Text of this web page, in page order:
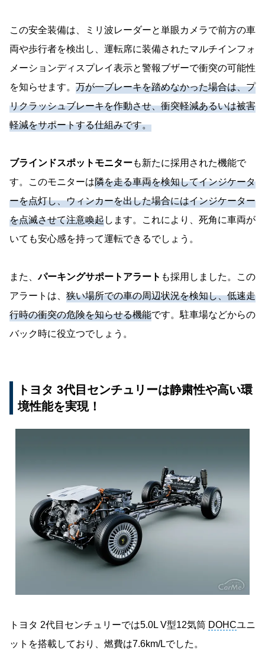
この安全装備は、ミリ波レーダーと単眼カメラで前方の車
両や歩行者を検出し、運転席に装備されたマルチインフォ
メーションディスプレイ表示と警報ブザーで衝突の可能性
を知らせます。 万が一ブレーキを踏めなかった場合は、プ
リクラッシュブレーキを作動させ、衝突軽減あるいは被害
軽減をサポートする仕組みです。
ブラインドスポットモニターも新たに採用された機能で
す。このモニターは隣を走る車両を検知してインジケータ
ーを点灯し、ウィンカーを出した場合にはインジケーター
を点滅させて注意喚起します。これにより、死角に車両が
いても安心感を持って運転できるでしょう。
また、パーキングサポートアラート も採用しました。この
アラートは、 狭い場所での車の周辺状況を検知し、低速走
行時の衝突の危険を知らせる機能です。駐車場などからの
バック時に役立つでしょう。
トヨタ 3代目センチュリーは静粛性や高い環
境性能を実現！
トヨタ 2代目センチュリーでは5.0L V型12気筒 DOHCユニ
ットを搭載しており、燃費は7.6km/Lでした。